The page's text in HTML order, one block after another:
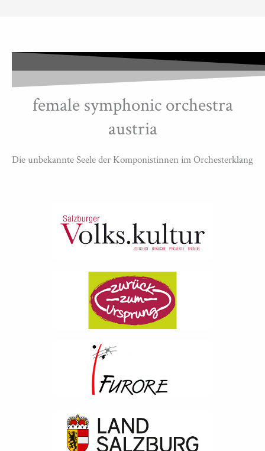
female symphonic orchestra
austria
Die unbekannte Seele der Komponistinnen im Orchesterklang